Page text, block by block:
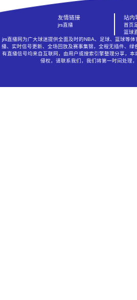
友情链接
jrs直播
站内
首页
篮球
jrs直播网为广大球迷提供全面及时的NBA、足球、篮球等
播、实时信号更新、全场回放及赛事集锦，全程无插件、
有直播信号均来自互联网，由用户或搜索引擎整理分享，
侵权，请联系我们，我们将第一时间处理